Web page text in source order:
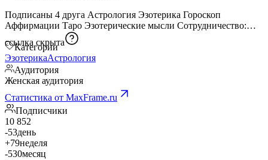
Подписаны 4 друга Астрология Эзотерика Гороскоп
Аффирмации Таро Эзотерические мысли Сотрудничество:
ссылка скрыта
Категории
ЭзотерикаАстрология
Аудитория
Женская аудитория
Статистика от MaxFrame.ru
Подписчики
10 852
-53день
+79неделя
-530месяц